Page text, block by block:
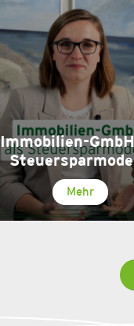
Immobilien-
Mehr